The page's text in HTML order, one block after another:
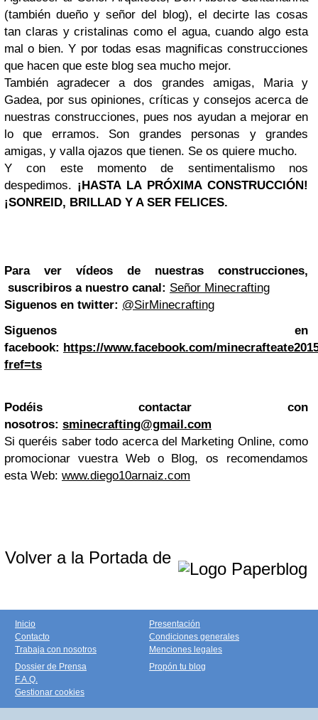
(también dueño y señor del blog), el decirte las cosas
tan claras y cristalinas como el agua, cuando algo esta
mal o bien. Y por todas esas magnificas construcciones
que hacen que este blog sea mucho mejor.
También agradecer a dos grandes amigas, Maria y
Gadea, por sus opiniones, críticas y consejos acerca de
nuestras construcciones, pues nos ayudan a mejorar en
lo que erramos. Son grandes personas y grandes
amigas, y valla ojazos que tienen. Se os quiere mucho.
Y con este momento de sentimentalismo nos
despedimos. ¡HASTA LA PRÓXIMA CONSTRUCCIÓN!
¡SONREID, BRILLAD Y A SER FELICES.
Para ver vídeos de nuestras construcciones,
suscribiros a nuestro canal: Señor Minecrafting
Siguenos en twitter: @SirMinecrafting
Siguenos en
facebook: https://www.facebook.com/
fref=ts
Podéis contactar con
nosotros: sminecrafting@gmail.com
Si queréis saber todo acerca del Marketing Online, como
promocionar vuestra Web o Blog, os recomendamos
esta Web: www.diego10arnaiz.com
Volver a la Portada de
Inicio
Contacto
Trabaja con nosotros
Presentación
Condiciones generales
Menciones legales
Dossier de Prensa
F.A.Q.
Gestionar cookies
Propón tu blog